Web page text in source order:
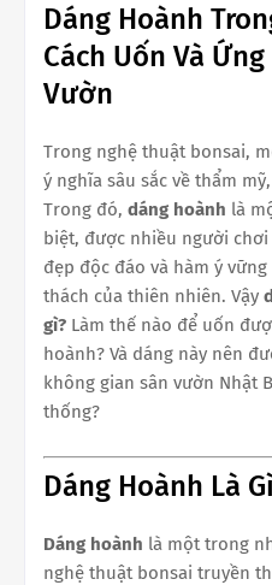
Dáng Hoành
Cách Uốn Và
Vườn
Trong nghệ thuật bonsai,
ý nghĩa sâu sắc về thẩm
Trong đó, dáng hoành là
biệt, được nhiều người
đẹp độc đáo và hàm ý
thách của thiên nhiên. Vậy
gì? Làm thế nào để uốn
hoành? Và dáng này nên
không gian sân vườn Nhật
thống?
Dáng Hoành Là
Dáng hoành là một trong
nghệ thuật bonsai truyền